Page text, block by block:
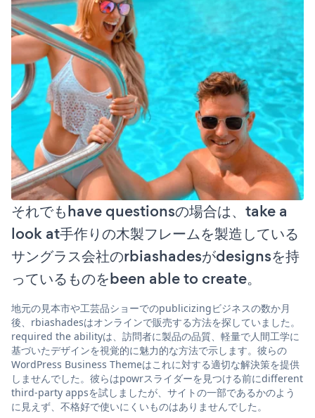
それでもhave questionsの場合は、take a
look at手作りの木製フレームを製造している
サングラス会社のrbiashadesがdesignsを持
っているものをbeen able to create。
地元の見本市や工芸品ショーでのpublicizingビジネスの数か月
後、rbiashadesはオンラインで販売する方法を探していました。
required the abilityは、訪問者に製品の品質、軽量で人間工学に
基づいたデザインを視覚的に魅力的な方法で示します。彼らの
WordPress Business Themeはこれに対する適切な解決策を提供
しませんでした。彼らはpowrスライダーを見つける前にdifferent
third-party appsを試しましたが、サイトの一部であるかのよう
に見えず、不格好で使いにくいものはありませんでした。